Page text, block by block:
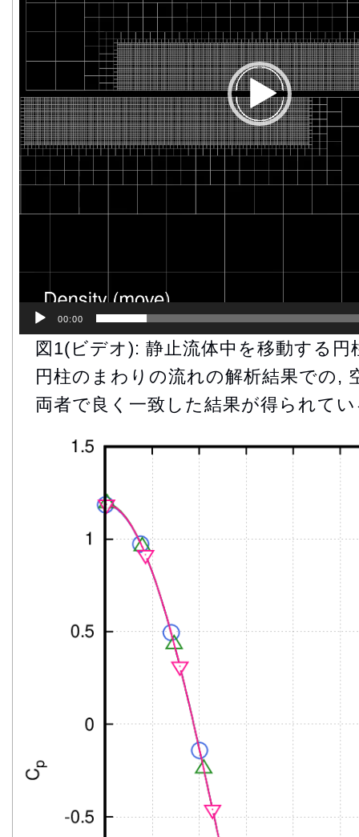
00:00
図1(ビデオ): 静止流体中を移動する円
円柱のまわりの流れの解析結果での,
両者で良く一致した結果が得られて